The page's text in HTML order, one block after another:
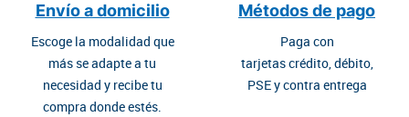
Envío a domicilio
Escoge la modalidad que
más se adapte a tu
necesidad y recibe tu
compra donde estés.
Métodos de pago
Paga con
tarjetas crédito, débito,
PSE y contra entrega